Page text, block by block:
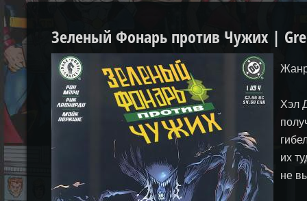
Зеленый Фонарь против Чужих |
Хэл
их
не